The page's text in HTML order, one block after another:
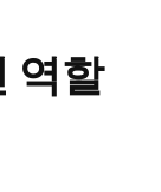
역할